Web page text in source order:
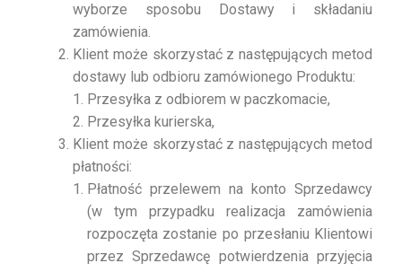
wyborze sposobu Dostawy i składaniu
zamówienia.
Klient może skorzystać z następujących metod
dostawy lub odbioru zamówionego Produktu:
Przesyłka z odbiorem w paczkomacie,
Przesyłka kurierska,
Klient może skorzystać z następujących metod
płatności:
Płatność przelewem na konto Sprzedawcy
(w tym przypadku realizacja zamówienia
rozpoczęta zostanie po przesłaniu Klientowi
przez Sprzedawcę potwierdzenia przyjęcia